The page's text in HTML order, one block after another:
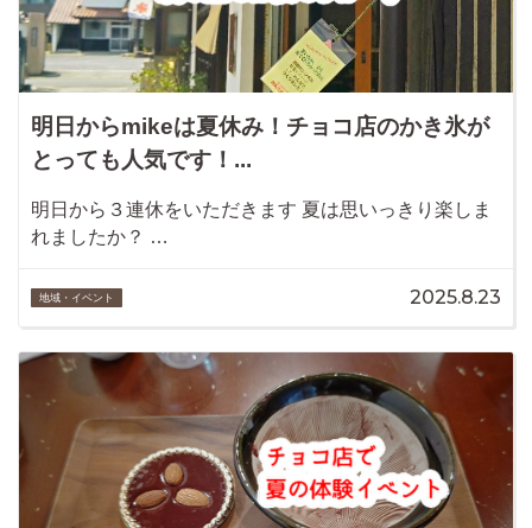
明日からmikeは夏休み！チョコ店のかき氷が
とっても人気です！...
明日から３連休をいただきます 夏は思いっきり楽しま
れましたか？ …
地域・イベント 2025.8.23